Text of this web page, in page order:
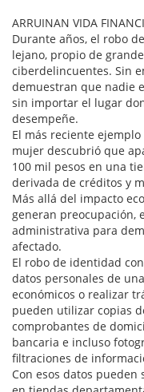
ARRUINAN VIDA
Durante años, el robo
lejano, propio de
ciberdelincuentes. Sin
demuestran que nadie
sin importar el lugar
desempeñe.
El más reciente
mujer descubrió que
100 mil pesos en una
derivada de créditos y
Más allá del impacto
generan preocupación,
administrativa para
afectado.
El robo de identidad
datos personales de
económicos o realizar
pueden utilizar copias
comprobantes de
bancaria e incluso
filtraciones de
Con esos datos